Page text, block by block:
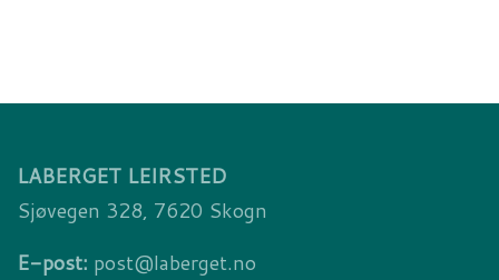
LABERGET LEIRSTED
Sjøvegen 328, 7620 Skogn
E-post: post@laberget.no